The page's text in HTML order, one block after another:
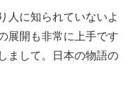
人に知られていないよ
展開も非常に上手です
まして。日本の物語の